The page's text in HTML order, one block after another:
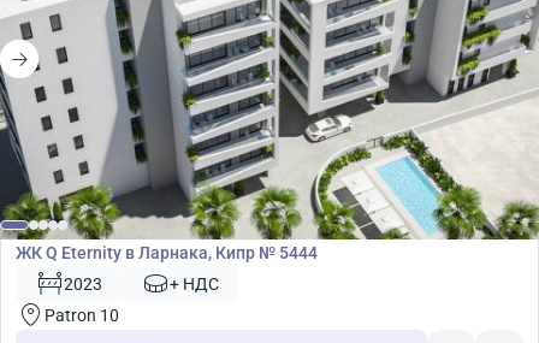
Жилой комплекс
ЖК Q Eternity в Ларнака, Кипр № 5444
2023
+ НДС
Patron 10